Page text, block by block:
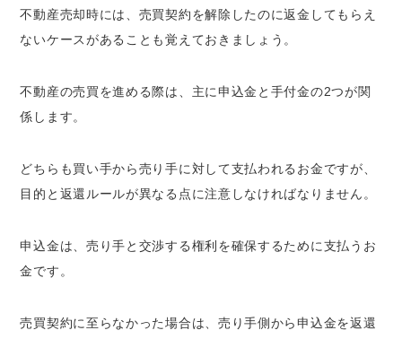
不動産売却時には、売買契約を解除したのに返金してもらえ
ないケースがあることも覚えておきましょう。
不動産の売買を進める際は、主に申込金と手付金の2つが関
係します。
どちらも買い手から売り手に対して支払われるお金ですが、
目的と返還ルールが異なる点に注意しなければなりません。
申込金は、売り手と交渉する権利を確保するために支払うお
金です。
売買契約に至らなかった場合は、売り手側から申込金を返還